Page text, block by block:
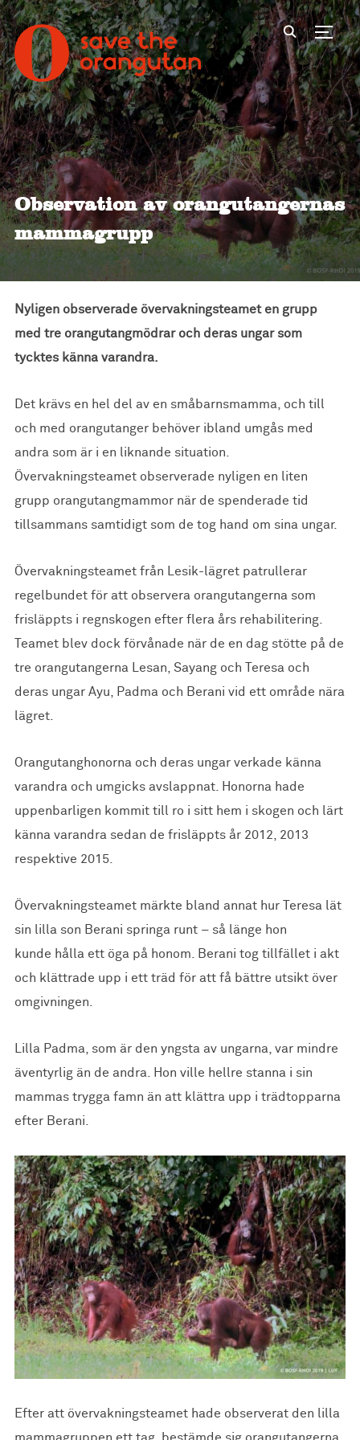
Observation av orangutangernas
mammagrupp
Nyligen observerade övervakningsteamet en grupp
med tre orangutangmödrar och deras ungar som
tycktes känna varandra.
Det krävs en hel del av en småbarnsmamma, och till
och med orangutanger behöver ibland umgås med
andra som är i en liknande situation.
Övervakningsteamet observerade nyligen en liten
grupp orangutangmammor när de spenderade tid
tillsammans samtidigt som de tog hand om sina ungar.
Övervakningsteamet från Lesik-lägret patrullerar
regelbundet för att observera orangutangerna som
frisläppts i regnskogen efter flera års rehabilitering.
Teamet blev dock förvånade när de en dag stötte på de
tre orangutangerna Lesan, Sayang och Teresa och
deras ungar Ayu, Padma och Berani vid ett område nära
lägret.
Orangutanghonorna och deras ungar verkade känna
varandra och umgicks avslappnat. Honorna hade
uppenbarligen kommit till ro i sitt hem i skogen och lärt
känna varandra sedan de frisläppts år 2012, 2013
respektive 2015.
Övervakningsteamet märkte bland annat hur Teresa lät
sin lilla son Berani springa runt – så länge hon
kunde hålla ett öga på honom. Berani tog tillfället i akt
och klättrade upp i ett träd för att få bättre utsikt över
omgivningen.
Lilla Padma, som är den yngsta av ungarna, var mindre
äventyrlig än de andra. Hon ville hellre stanna i sin
mammas trygga famn än att klättra upp i trädtopparna
efter Berani.
Efter att övervakningsteamet hade observerat den lilla
mammagruppen ett tag, bestämde sig orangutangerna